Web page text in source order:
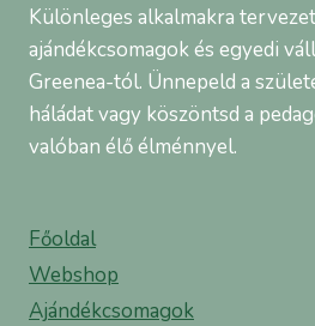
Különleges alkalmakra
ajándékcsomagok és egyedi
Greenea-tól. Ünnepeld a
háládat vagy köszöntsd a
valóban élő élménnyel.
Főoldal
Webshop
Ajándékcsomagok